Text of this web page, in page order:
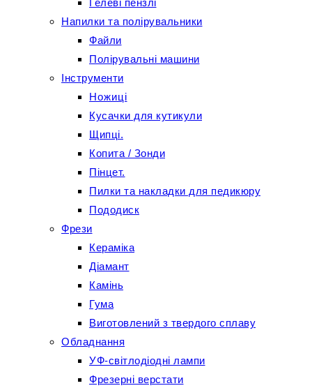
Гелеві пензлі
Напилки та полірувальники
Файли
Полірувальні машини
Інструменти
Ножиці
Кусачки для кутикули
Щипці.
Копита / Зонди
Пінцет.
Пилки та накладки для педикюру
Пододиск
Фрези
Кераміка
Діамант
Камінь
Гума
Виготовлений з твердого сплаву
Обладнання
УФ-світлодіодні лампи
Фрезерні верстати